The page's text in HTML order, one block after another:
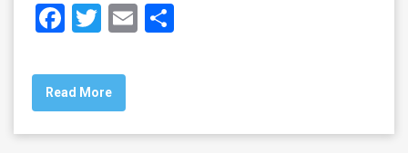
F
c
e
b
T
tt
er
E
Read More